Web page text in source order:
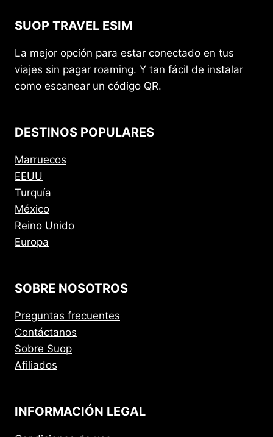
SUOP TRAVEL ESIM
La mejor opción para estar conectado en tus
viajes sin pagar roaming. Y tan fácil de instalar
como escanear un código QR.
DESTINOS POPULARES
Marruecos
EEUU
Turquía
México
Reino Unido
Europa
SOBRE NOSOTROS
Preguntas frecuentes
Contáctanos
Sobre Suop
Afiliados
INFORMACIÓN LEGAL